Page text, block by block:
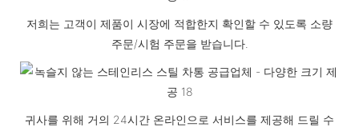
저희는 고객이 제품이 시장에 적합한지 확인할 수 있도록 소량
주문/시험 주문을 받습니다.
귀사를 위해 거의 24시간 온라인으로 서비스를 제공해 드릴 수